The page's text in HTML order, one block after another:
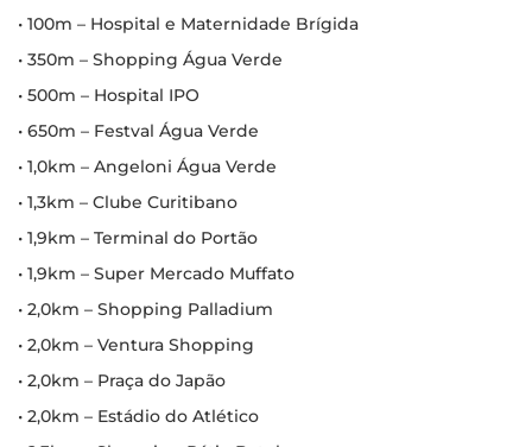
• 100m – Hospital e Maternidade Brígida
• 350m – Shopping Água Verde
• 500m – Hospital IPO
• 650m – Festval Água Verde
• 1,0km – Angeloni Água Verde
• 1,3km – Clube Curitibano
• 1,9km – Terminal do Portão
• 1,9km – Super Mercado Muffato
• 2,0km – Shopping Palladium
• 2,0km – Ventura Shopping
• 2,0km – Praça do Japão
• 2,0km – Estádio do Atlético